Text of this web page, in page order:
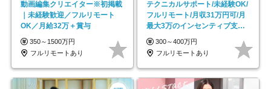
動画編集クリエイター※初掲載
｜未経験歓迎／フルリモート
OK／月給32万＋賞与
350～1500万円
フルリモートあり
テクニカルサポート/未経験OK/
フルリモート/月収31万円可/月
最大3万のインセンティブ支給/
平均年齢33歳
300～400万円
フルリモートあり